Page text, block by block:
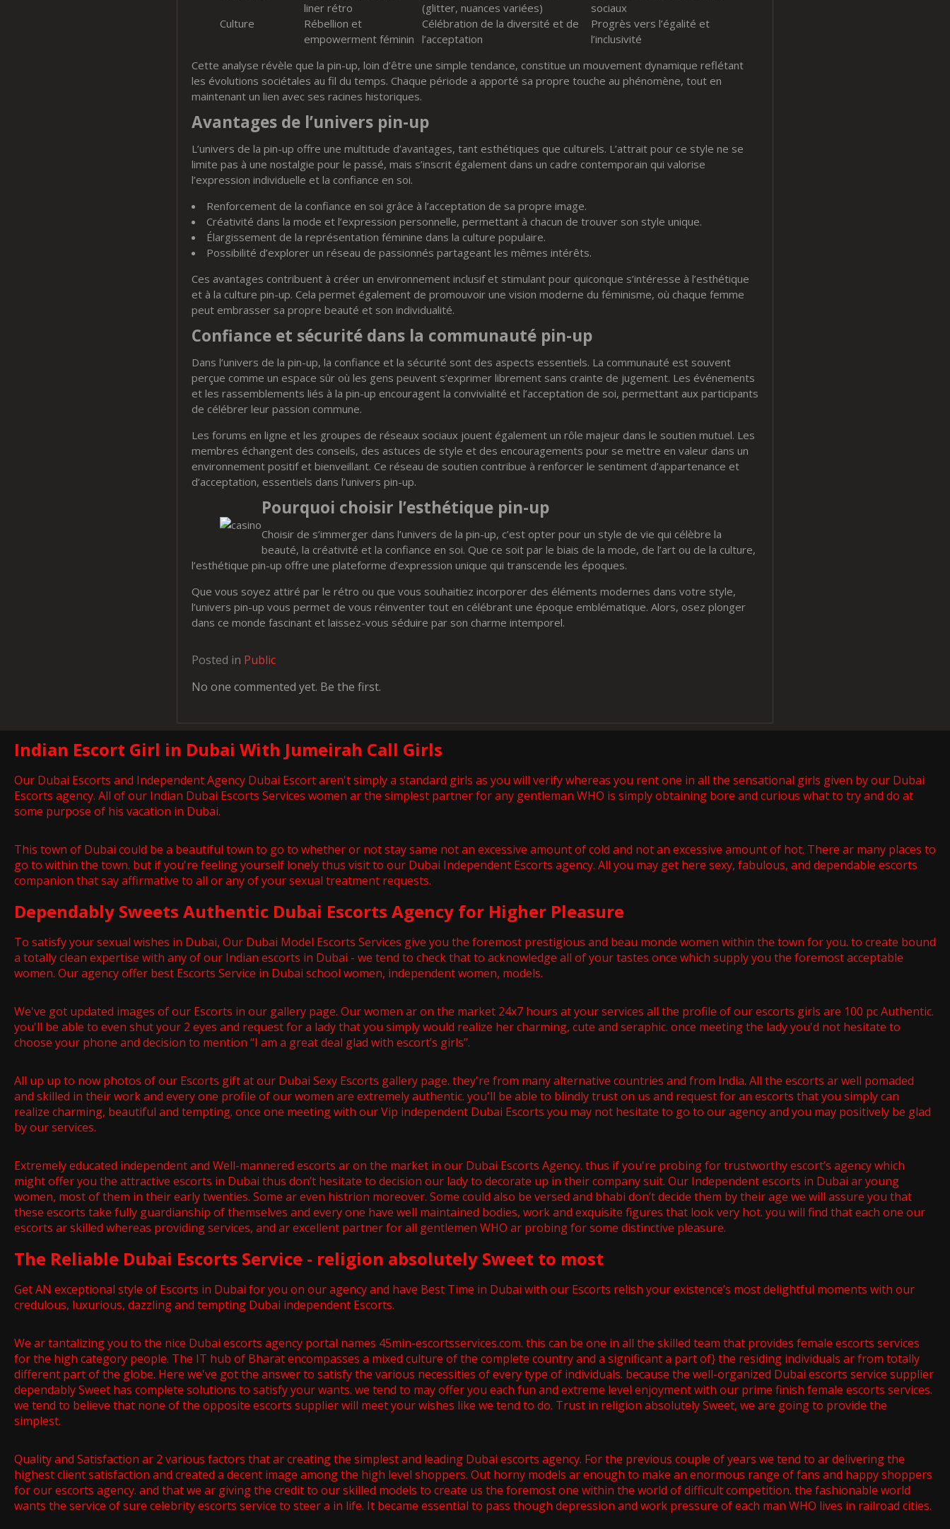
liner rétro
(glitter, nuances variées)
sociaux
Culture
Rébellion et
empowerment féminin
Célébration de la diversité et de
l’acceptation
Progrès vers l’égalité et
l’inclusivité
Cette analyse révèle que la pin-up, loin d’être une simple tendance, constitue un mouvement dynamique reflétant
les évolutions sociétales au fil du temps. Chaque période a apporté sa propre touche au phénomène, tout en
maintenant un lien avec ses racines historiques.
Avantages de l’univers pin-up
L’univers de la pin-up offre une multitude d’avantages, tant esthétiques que culturels. L’attrait pour ce style ne se
limite pas à une nostalgie pour le passé, mais s’inscrit également dans un cadre contemporain qui valorise
l’expression individuelle et la confiance en soi.
Renforcement de la confiance en soi grâce à l’acceptation de sa propre image.
Créativité dans la mode et l’expression personnelle, permettant à chacun de trouver son style unique.
Élargissement de la représentation féminine dans la culture populaire.
Possibilité d’explorer un réseau de passionnés partageant les mêmes intérêts.
Ces avantages contribuent à créer un environnement inclusif et stimulant pour quiconque s’intéresse à l’esthétique
et à la culture pin-up. Cela permet également de promouvoir une vision moderne du féminisme, où chaque femme
peut embrasser sa propre beauté et son individualité.
Confiance et sécurité dans la communauté pin-up
Dans l’univers de la pin-up, la confiance et la sécurité sont des aspects essentiels. La communauté est souvent
perçue comme un espace sûr où les gens peuvent s’exprimer librement sans crainte de jugement. Les événements
et les rassemblements liés à la pin-up encouragent la convivialité et l’acceptation de soi, permettant aux participants
de célébrer leur passion commune.
Les forums en ligne et les groupes de réseaux sociaux jouent également un rôle majeur dans le soutien mutuel. Les
membres échangent des conseils, des astuces de style et des encouragements pour se mettre en valeur dans un
environnement positif et bienveillant. Ce réseau de soutien contribue à renforcer le sentiment d’appartenance et
d’acceptation, essentiels dans l’univers pin-up.
Pourquoi choisir l’esthétique pin-up
Choisir de s’immerger dans l’univers de la pin-up, c’est opter pour un style de vie qui célèbre la
beauté, la créativité et la confiance en soi. Que ce soit par le biais de la mode, de l’art ou de la culture,
l’esthétique pin-up offre une plateforme d’expression unique qui transcende les époques.
Que vous soyez attiré par le rétro ou que vous souhaitiez incorporer des éléments modernes dans votre style,
l’univers pin-up vous permet de vous réinventer tout en célébrant une époque emblématique. Alors, osez plonger
dans ce monde fascinant et laissez-vous séduire par son charme intemporel.
Posted in Public
No one commented yet. Be the first.
Indian Escort Girl in Dubai With Jumeirah Call Girls
Our Dubai Escorts and Independent Agency Dubai Escort aren't simply a standard girls as you will verify whereas you rent one in all the sensational girls given by our Dubai
Escorts agency. All of our Indian Dubai Escorts Services women ar the simplest partner for any gentleman WHO is simply obtaining bore and curious what to try and do at
some purpose of his vacation in Dubai.
This town of Dubai could be a beautiful town to go to whether or not stay same not an excessive amount of cold and not an excessive amount of hot. There ar many places to
go to within the town. but if you're feeling yourself lonely thus visit to our Dubai Independent Escorts agency. All you may get here sexy, fabulous, and dependable escorts
companion that say affirmative to all or any of your sexual treatment requests.
Dependably Sweets Authentic Dubai Escorts Agency for Higher Pleasure
To satisfy your sexual wishes in Dubai, Our Dubai Model Escorts Services give you the foremost prestigious and beau monde women within the town for you. to create bound
a totally clean expertise with any of our Indian escorts in Dubai - we tend to check that to acknowledge all of your tastes once which supply you the foremost acceptable
women. Our agency offer best Escorts Service in Dubai school women, independent women, models.
We've got updated images of our Escorts in our gallery page. Our women ar on the market 24x7 hours at your services all the profile of our escorts girls are 100 pc Authentic.
you'll be able to even shut your 2 eyes and request for a lady that you simply would realize her charming, cute and seraphic. once meeting the lady you'd not hesitate to
choose your phone and decision to mention “I am a great deal glad with escort’s girls”.
All up up to now photos of our Escorts gift at our Dubai Sexy Escorts gallery page. they're from many alternative countries and from India. All the escorts ar well pomaded
and skilled in their work and every one profile of our women are extremely authentic. you'll be able to blindly trust on us and request for an escorts that you simply can
realize charming, beautiful and tempting. once one meeting with our Vip independent Dubai Escorts you may not hesitate to go to our agency and you may positively be glad
by our services.
Extremely educated independent and Well-mannered escorts ar on the market in our Dubai Escorts Agency. thus if you're probing for trustworthy escort’s agency which
might offer you the attractive escorts in Dubai thus don’t hesitate to decision our lady to decorate up in their company suit. Our Independent escorts in Dubai ar young
women, most of them in their early twenties. Some ar even histrion moreover. Some could also be versed and bhabi don’t decide them by their age we will assure you that
these escorts take fully guardianship of themselves and every one have well maintained bodies, work and exquisite figures that look very hot. you will find that each one our
escorts ar skilled whereas providing services, and ar excellent partner for all gentlemen WHO ar probing for some distinctive pleasure.
The Reliable Dubai Escorts Service - religion absolutely Sweet to most
Get AN exceptional style of Escorts in Dubai for you on our agency and have Best Time in Dubai with our Escorts relish your existence’s most delightful moments with our
credulous, luxurious, dazzling and tempting Dubai independent Escorts.
We ar tantalizing you to the nice Dubai escorts agency portal names 45min-escortsservices.com. this can be one in all the skilled team that provides female escorts services
for the high category people. The IT hub of Bharat encompasses a mixed culture of the complete country and a significant a part of} the residing individuals ar from totally
different part of the globe. Here we've got the answer to satisfy the various necessities of every type of individuals. because the well-organized Dubai escorts service supplier
dependably Sweet has complete solutions to satisfy your wants. we tend to may offer you each fun and extreme level enjoyment with our prime finish female escorts services.
we tend to believe that none of the opposite escorts supplier will meet your wishes like we tend to do. Trust in religion absolutely Sweet, we are going to provide the
simplest.
Quality and Satisfaction ar 2 various factors that ar creating the simplest and leading Dubai escorts agency. For the previous couple of years we tend to ar delivering the
highest client satisfaction and created a decent image among the high level shoppers. Out horny models ar enough to make an enormous range of fans and happy shoppers
for our escorts agency. and that we ar giving the credit to our skilled models to create us the foremost one within the world of difficult competition. the fashionable world
wants the service of sure celebrity escorts service to steer a in life. It became essential to pass though depression and work pressure of each man WHO lives in railroad cities.